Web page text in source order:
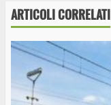
ARTICOLI CORRELATI